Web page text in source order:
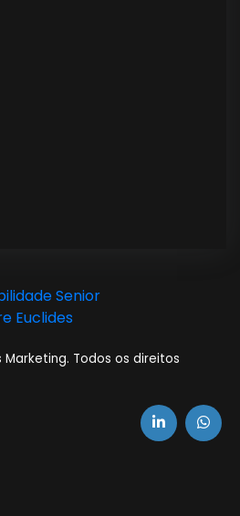
Senior
Euclides
Marketing. Todos os direitos